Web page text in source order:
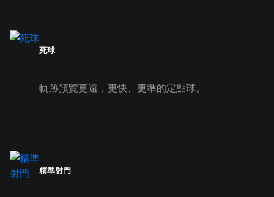
死球
軌跡預覽更遠，更快、更準的定點球。
精準射門